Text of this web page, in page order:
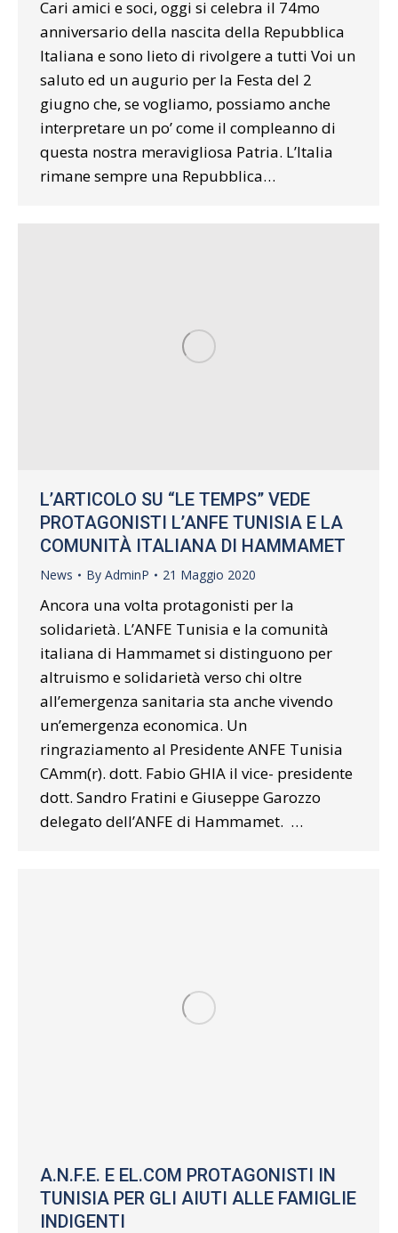
Cari amici e soci, oggi si celebra il 74mo
anniversario della nascita della Repubblica
Italiana e sono lieto di rivolgere a tutti Voi un
saluto ed un augurio per la Festa del 2
giugno che, se vogliamo, possiamo anche
interpretare un po’ come il compleanno di
questa nostra meravigliosa Patria. L’Italia
rimane sempre una Repubblica…
L’ARTICOLO SU “LE TEMPS” VEDE
PROTAGONISTI L’ANFE TUNISIA E LA
COMUNITÀ ITALIANA DI HAMMAMET
News By AdminP 21 Maggio 2020
Ancora una volta protagonisti per la
solidarietà. L’ANFE Tunisia e la comunità
italiana di Hammamet si distinguono per
altruismo e solidarietà verso chi oltre
all’emergenza sanitaria sta anche vivendo
un’emergenza economica. Un
ringraziamento al Presidente ANFE Tunisia
CAmm(r). dott. Fabio GHIA il vice- presidente
dott. Sandro Fratini e Giuseppe Garozzo
delegato dell’ANFE di Hammamet. …
A.N.F.E. E EL.COM PROTAGONISTI IN
TUNISIA PER GLI AIUTI ALLE FAMIGLIE
INDIGENTI